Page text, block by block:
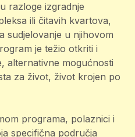
razloge izgradnje
ili čitavih kvartova,
sudjelovanje u njihovom
je težio otkriti i
alternativne mogućnosti
za život, život krojen po
programa, polaznici i
specifična područja